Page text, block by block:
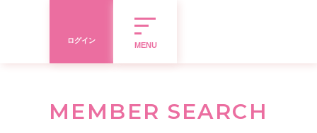
ログイン
MENU
MEMBER SEARCH